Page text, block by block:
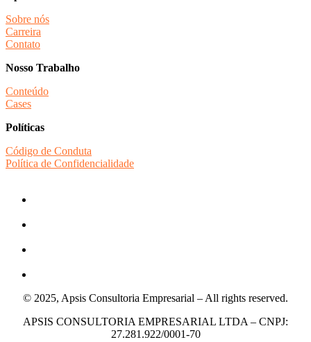
Sobre nós
Carreira
Contato
Nosso Trabalho
Conteúdo
Cases
Políticas
Código de Conduta
Política de Confidencialidade
© 2025, Apsis Consultoria Empresarial – All rights reserved.
APSIS CONSULTORIA EMPRESARIAL LTDA – CNPJ:
27.281.922/0001-70